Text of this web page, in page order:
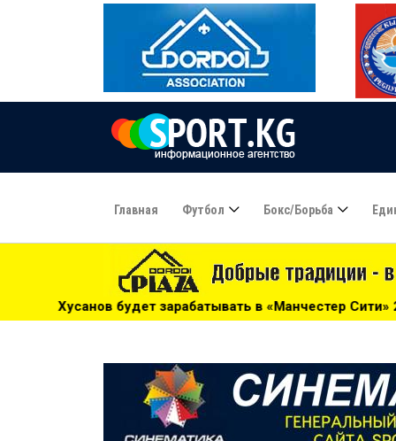
Главная Футбол Бокс/борьба
в «Манчестер Сити» 20 тысяч евро в день -